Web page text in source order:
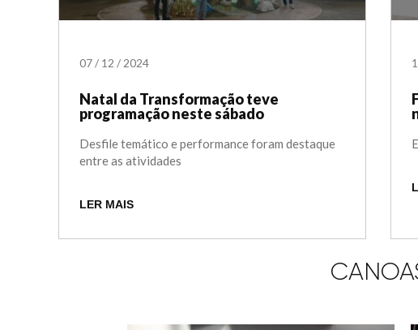
07/ 12 / 2024
Natal da Transformação teve
programação neste sábado
Desfile temático e performance foram destaque
entre as atividades
LER MAIS